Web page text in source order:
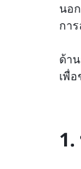
นอ
กา
ด้า
เพื่